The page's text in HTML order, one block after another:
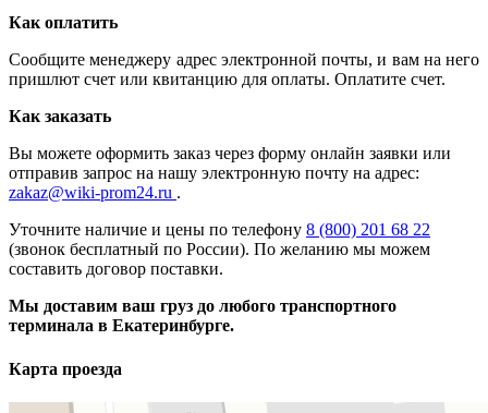
Как оплатить
Сообщите менеджеру адрес электронной почты, и вам на него
пришлют счет или квитанцию для оплаты. Оплатите счет.
Как заказать
Вы можете оформить заказ через форму онлайн заявки или
отправив запрос на нашу электронную почту на адрес:
zakaz@wiki-prom24.ru .
Уточните наличие и цены по телефону 8 (800) 201 68 22
(звонок бесплатный по России). По желанию мы можем
составить договор поставки.
Мы доставим ваш груз до любого транспортного
терминала в Екатеринбурге.
Карта проезда